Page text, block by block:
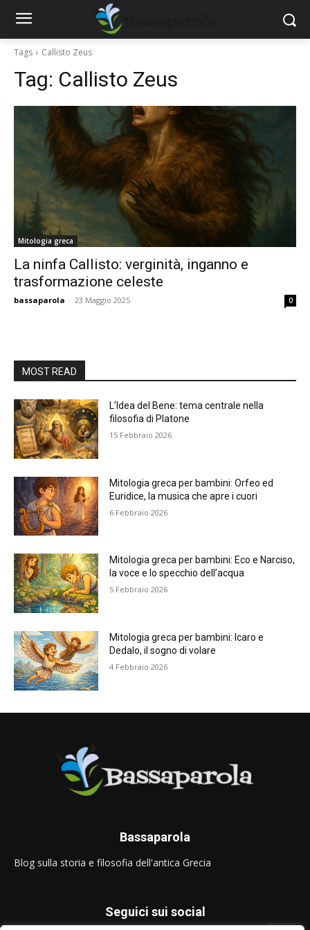
Tags Callisto Zeus
Tag: Callisto Zeus
Mitologia greca
La ninfa Callisto: verginità, inganno e
trasformazione celeste
bassaparola - 23 Maggio 2025 0
MOST READ
L’Idea del Bene: tema centrale nella
filosofia di Platone
15 Febbraio 2026
Mitologia greca per bambini: Orfeo ed
Euridice, la musica che apre i cuori
6 Febbraio 2026
Mitologia greca per bambini: Eco e Narciso,
la voce e lo specchio dell’acqua
5 Febbraio 2026
Mitologia greca per bambini: Icaro e
Dedalo, il sogno di volare
4 Febbraio 2026
Bassaparola
Blog sulla storia e filosofia dell'antica Grecia
Seguici sui social